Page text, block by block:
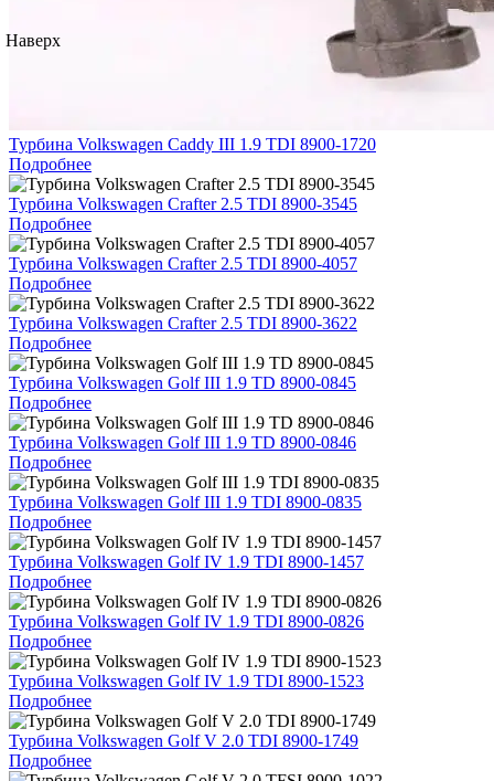
Турбина Volkswagen Caddy III 1.9 TDI 8900-1720
Подробнее
Турбина Volkswagen Crafter 2.5 TDI 8900-3545
Подробнее
Турбина Volkswagen Crafter 2.5 TDI 8900-4057
Подробнее
Турбина Volkswagen Crafter 2.5 TDI 8900-3622
Подробнее
Турбина Volkswagen Golf III 1.9 TD 8900-0845
Подробнее
Турбина Volkswagen Golf III 1.9 TD 8900-0846
Подробнее
Турбина Volkswagen Golf III 1.9 TDI 8900-0835
Подробнее
Турбина Volkswagen Golf IV 1.9 TDI 8900-1457
Подробнее
Турбина Volkswagen Golf IV 1.9 TDI 8900-0826
Подробнее
Турбина Volkswagen Golf IV 1.9 TDI 8900-1523
Подробнее
Турбина Volkswagen Golf V 2.0 TDI 8900-1749
Подробнее
Наверх